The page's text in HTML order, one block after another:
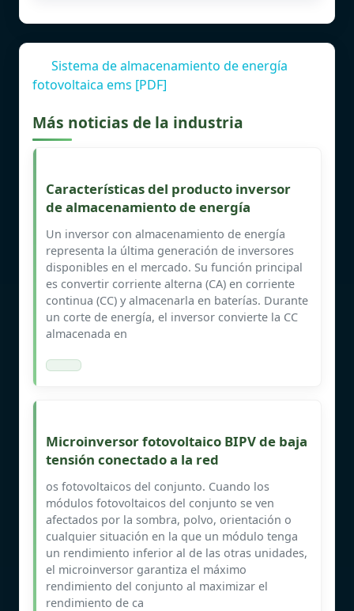
Sistema de almacenamiento de energía
fotovoltaica ems [PDF]
Más noticias de la industria
Características del producto inversor
de almacenamiento de energía
Un inversor con almacenamiento de energía
representa la última generación de inversores
disponibles en el mercado. Su función principal
es convertir corriente alterna (CA) en corriente
continua (CC) y almacenarla en baterías. Durante
un corte de energía, el inversor convierte la CC
almacenada en
Microinversor fotovoltaico BIPV de baja
tensión conectado a la red
os fotovoltaicos del conjunto. Cuando los
módulos fotovoltaicos del conjunto se ven
afectados por la sombra, polvo, orientación o
cualquier situación en la que un módulo tenga
un rendimiento inferior al de las otras unidades,
el microinversor garantiza el máximo
rendimiento del conjunto al maximizar el
rendimiento de ca